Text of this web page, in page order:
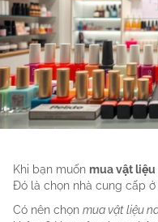
Khi bạn muốn mua vật liệu
Đó là chọn nhà cung cấp
Có nên chọn mua vật liệu